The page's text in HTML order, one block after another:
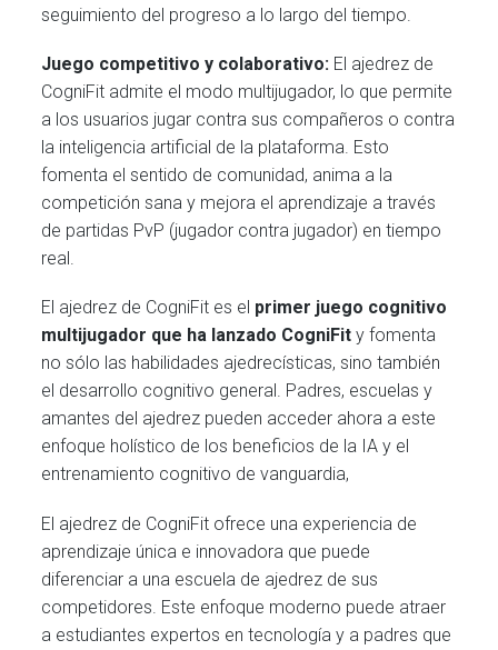
seguimiento del progreso a lo largo del tiempo.
Juego competitivo y colaborativo: El ajedrez de
CogniFit admite el modo multijugador, lo que permite
a los usuarios jugar contra sus compañeros o contra
la inteligencia artificial de la plataforma. Esto
fomenta el sentido de comunidad, anima a la
competición sana y mejora el aprendizaje a través
de partidas PvP (jugador contra jugador) en tiempo
real.
El ajedrez de CogniFit es el primer juego cognitivo
multijugador que ha lanzado CogniFit y fomenta
no sólo las habilidades ajedrecísticas, sino también
el desarrollo cognitivo general. Padres, escuelas y
amantes del ajedrez pueden acceder ahora a este
enfoque holístico de los beneficios de la IA y el
entrenamiento cognitivo de vanguardia,
El ajedrez de CogniFit ofrece una experiencia de
aprendizaje única e innovadora que puede
diferenciar a una escuela de ajedrez de sus
competidores. Este enfoque moderno puede atraer
a estudiantes expertos en tecnología y a padres que